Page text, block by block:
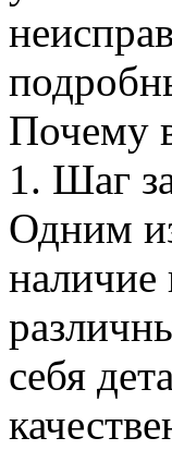
Почему
1. Шаг
Одним
наличие
себя